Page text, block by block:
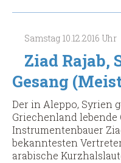
Samstag 10.12.2016 Uhr
Ziad Rajab,
Gesang
Der in Aleppo, Syrien
Griechenland lebende
Instrumentenbauer
bekanntesten
arabische